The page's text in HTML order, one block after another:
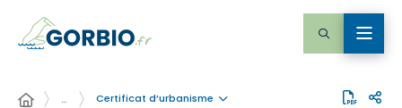
… Certificat d’urbanisme